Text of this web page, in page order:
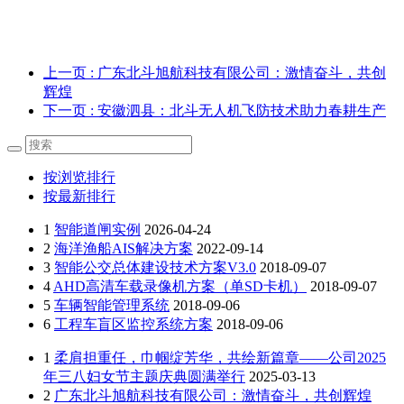
上一页 : 广东北斗旭航科技有限公司：激情奋斗，共创
辉煌
下一页 : 安徽泗县：北斗无人机飞防技术助力春耕生产
按浏览排行
按最新排行
1 智能道闸实例 2026-04-24
2 海洋渔船AIS解决方案 2022-09-14
3 智能公交总体建设技术方案V3.0 2018-09-07
4 AHD高清车载录像机方案（单SD卡机）
2018-09-07
5 车辆智能管理系统 2018-09-06
6 工程车盲区监控系统方案 2018-09-06
1 柔肩担重任，巾帼绽芳华，共绘新篇章——公司2025
年三八妇女节主题庆典圆满举行 2025-03-13
2 广东北斗旭航科技有限公司：激情奋斗，共创辉煌